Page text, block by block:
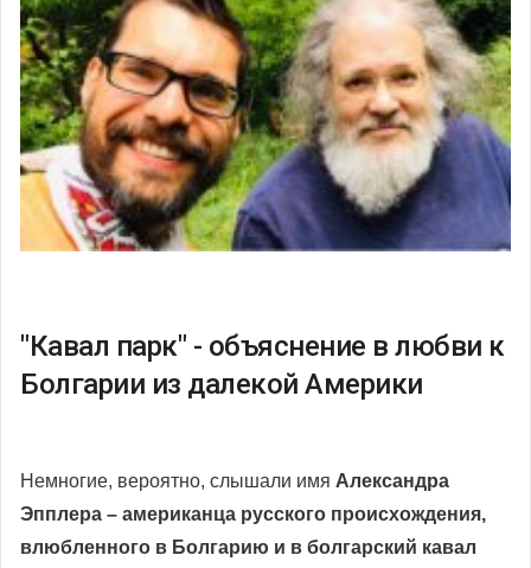
"Кавал парк" - объяснение в любви к
Болгарии из далекой Америки
Немногие, вероятно, слышали имя Александра
Эпплера – американца русского происхождения,
влюбленного в Болгарию и в болгарский кавал